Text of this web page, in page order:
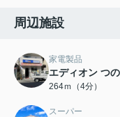
周辺施設
家電製品
エディオン つ
264ｍ（4分）
スーパー